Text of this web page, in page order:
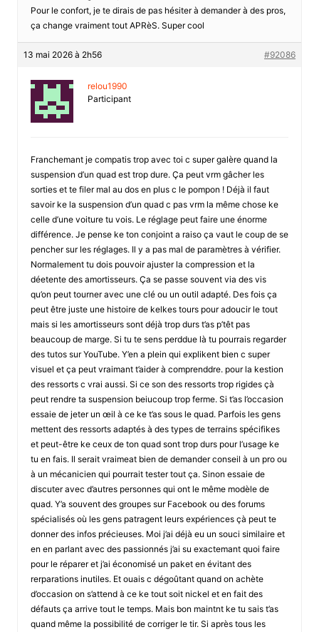
Pour le confort, je te dirais de pas hésiter à demander à des pros,
ça change vraiment tout APRèS. Super cool
13 mai 2026 à 2h56 #92086
relou1990
Participant
Franchemant je compatis trop avec toi c super galère quand la
suspension d’un quad est trop dure. Ça peut vrm gâcher les
sorties et te filer mal au dos en plus c le pompon ! Déjà il faut
savoir ke la suspension d’un quad c pas vrm la même chose ke
celle d’une voiture tu vois. Le réglage peut faire une énorme
différence. Je pense ke ton conjoint a raiso ça vaut le coup de se
pencher sur les réglages. Il y a pas mal de paramètres à vérifier.
Normalement tu dois pouvoir ajuster la compression et la
déetente des amortisseurs. Ça se passe souvent via des vis
qu’on peut tourner avec une clé ou un outil adapté. Des fois ça
peut être juste une histoire de kelkes tours pour adoucir le tout
mais si les amortisseurs sont déjà trop durs t’as p’têt pas
beaucoup de marge. Si tu te sens perddue là tu pourrais regarder
des tutos sur YouTube. Y’en a plein qui explikent bien c super
visuel et ça peut vraimant t’aider à comprenddre. pour la kestion
des ressorts c vrai aussi. Si ce son des ressorts trop rigides çà
peut rendre ta suspension beiucoup trop ferme. Si t’as l’occasion
essaie de jeter un œil à ce ke t’as sous le quad. Parfois les gens
mettent des ressorts adaptés à des types de terrains spécifikes
et peut-être ke ceux de ton quad sont trop durs pour l’usage ke
tu en fais. Il serait vraimeat bien de demander conseil à un pro ou
à un mécanicien qui pourrait tester tout ça. Sinon essaie de
discuter avec d’autres personnes qui ont le même modèle de
quad. Y’a souvent des groupes sur Facebook ou des forums
spécialisés où les gens patragent leurs expériences çà peut te
donner des infos précieuses. Moi j’ai déjà eu un souci similaire et
en en parlant avec des passionnés j’ai su exactemant quoi faire
pour le réparer et j’ai économisé un paket en évitant des
rerparations inutiles. Et ouais c dégoûtant quand on achète
d’occasion on s’attend à ce ke tout soit nickel et en fait des
défauts ça arrive tout le temps. Mais bon maintnt ke tu sais t’as
quand même la possibilité de corriger le tir. Si après tous les